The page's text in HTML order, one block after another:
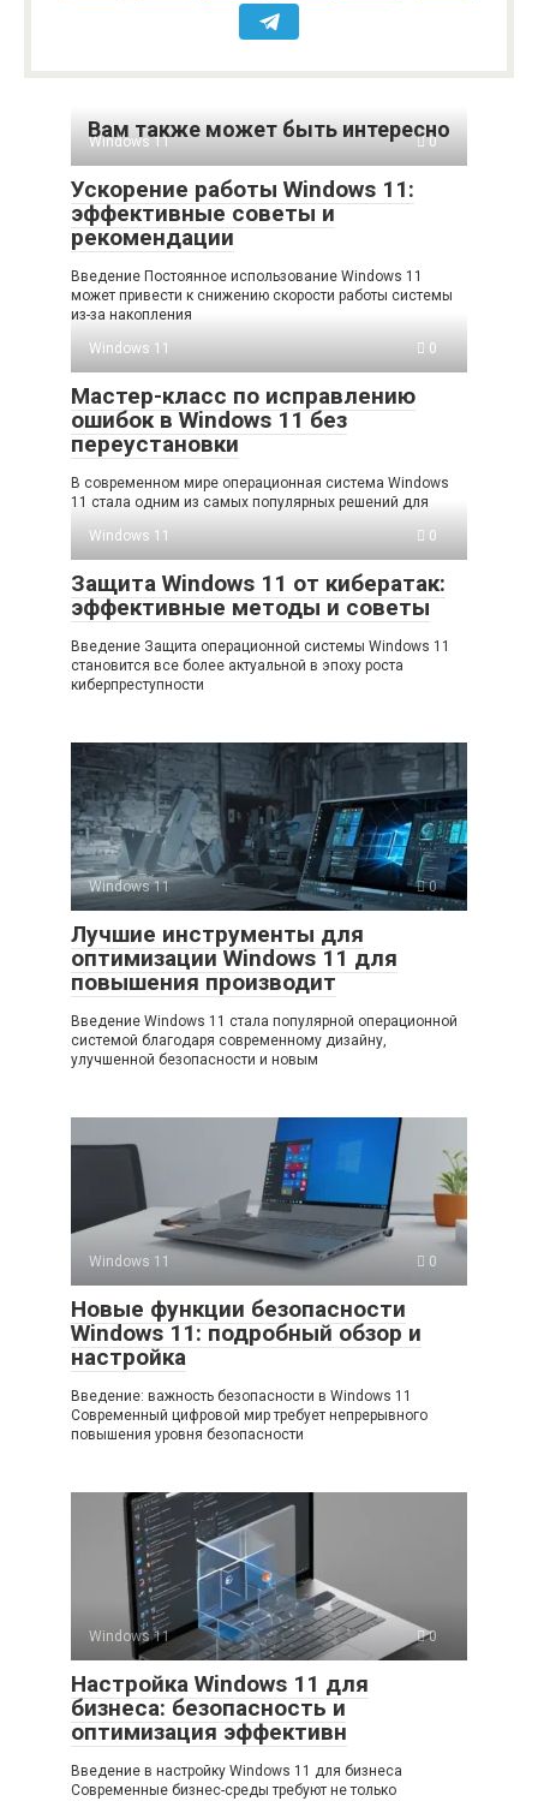
Вам также может быть интересно
Windows 11 0
Ускорение работы Windows 11:
эффективные советы и
рекомендации
Введение Постоянное использование Windows 11
может привести к снижению скорости работы системы
из-за накопления
Windows 11
0
Мастер-класс по исправлению
ошибок в Windows 11 без
переустановки
В современном мире операционная система Windows
11 стала одним из самых популярных решений для
Windows 11
0
Защита Windows 11 от кибератак:
эффективные методы и советы
Введение Защита операционной системы Windows 11
становится все более актуальной в эпоху роста
киберпреступности
Windows 11 0
Лучшие инструменты для
оптимизации Windows 11 для
повышения производит
Введение Windows 11 стала популярной операционной
системой благодаря современному дизайну,
улучшенной безопасности и новым
Windows 11 0
Новые функции безопасности
Windows 11: подробный обзор и
настройка
Введение: важность безопасности в Windows 11
Современный цифровой мир требует непрерывного
повышения уровня безопасности
Windows 11 0
Настройка Windows 11 для
бизнеса: безопасность и
оптимизация эффективн
Введение в настройку Windows 11 для бизнеса
Современные бизнес-среды требуют не только